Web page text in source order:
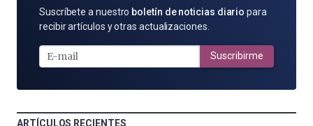
SUSCRÍBETE
POR
MAIL
Suscríbete a nuestro boletín de noticias diario para
recibir artículos y otras actualizaciones.
Suscribirme
ARTÍCULOS RECIENTES